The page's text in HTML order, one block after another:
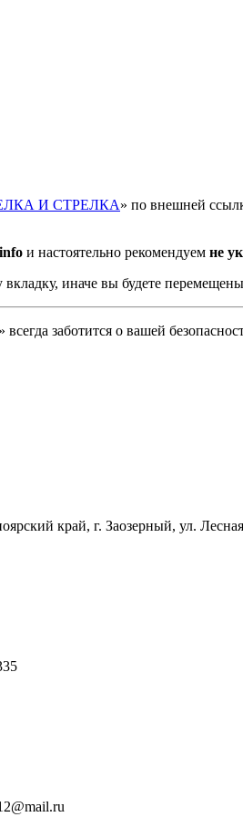
И СТРЕЛКА» по внешней
и настоятельно рекомендуем не
иначе вы будете
заботится о вашей
край, г. Заозерный, ул.